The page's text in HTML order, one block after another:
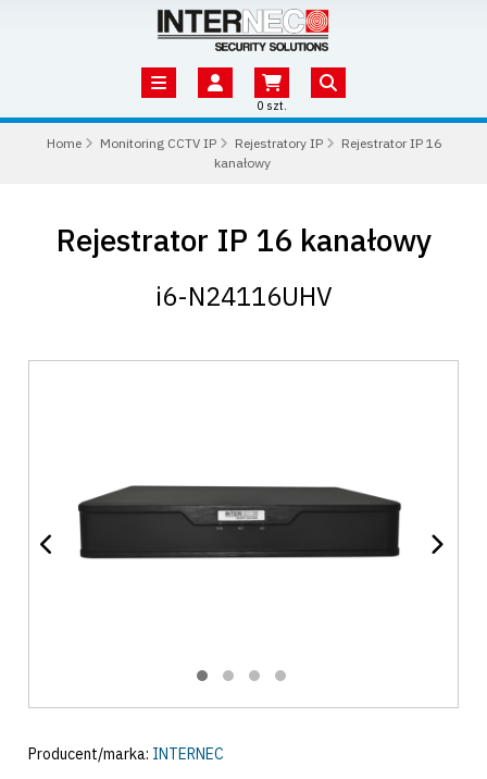
0 szt.
Home Monitoring CCTV IP Rejestratory IP
Rejestrator IP 16
kanałowy
Rejestrator IP 16 kanałowy
i6-N24116UHV
Producent/marka: INTERNEC